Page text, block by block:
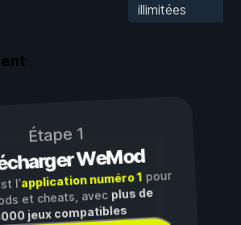
illimitées
Étape 1
WeMod
l’application numéro 1pour
et cheats, avec plus de
jeux compatibles